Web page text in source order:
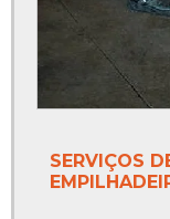
SERVIÇOS